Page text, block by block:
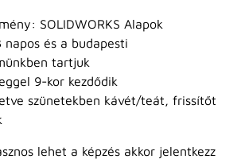
SOLIDWORKS Alapok
napos és a budapesti
tartjuk
9-kor kezdődik
szünetekben kávét/teát, frissítőt
lehet a képzés akkor jelentkezz